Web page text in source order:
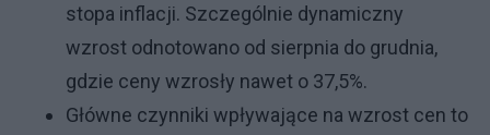
stopa inflacji. Szczególnie dynamiczny
wzrost odnotowano od sierpnia do grudnia,
gdzie ceny wzrosły nawet o 37,5%.
Główne czynniki wpływające na wzrost cen to